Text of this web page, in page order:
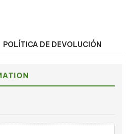
POLÍTICA DE DEVOLUCIÓN